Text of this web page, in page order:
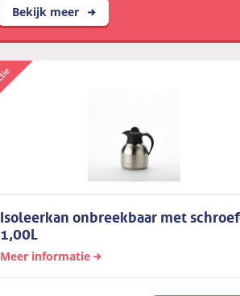
Bekijk meer
Isoleerkan onbreekbaar met
1,00L
Meer informatie